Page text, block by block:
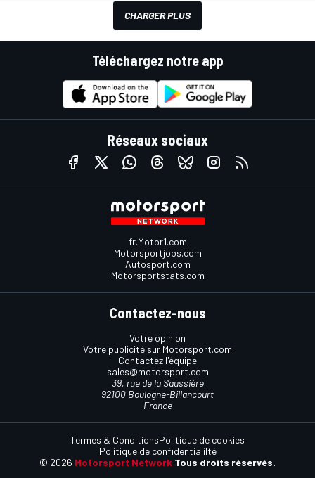
CHARGER PLUS
Téléchargez notre app
Réseaux sociaux
fr.Motor1.com
Motorsportjobs.com
Autosport.com
Motorsportstats.com
Contactez-nous
Votre opinion
Votre publicité sur Motorsport.com
Contactez l'équipe
sales@motorsport.com
39, rue de la Saussière
92100 Boulogne-Billancourt
France
© 2026 Motorsport Network Tous droits réservés.
Termes & ConditionsPolitique de cookies
Politique de confidentialilté